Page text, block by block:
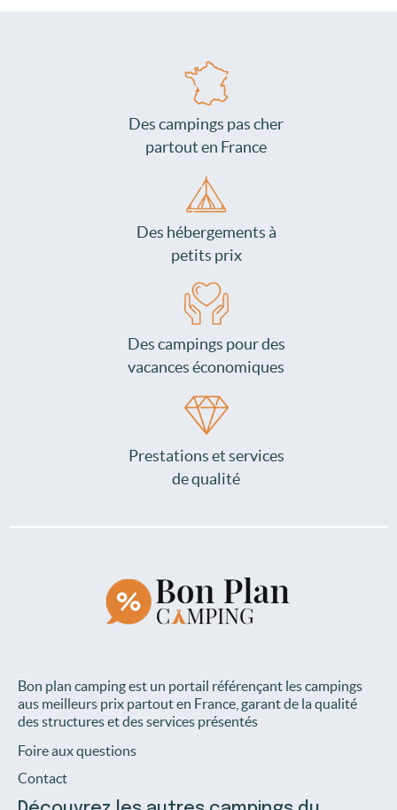
Des campings pas cher
partout en France
Des hébergements à
petits prix
Des campings pour des
vacances économiques
Prestations et services
de qualité
Bon plan camping est un portail référençant les campings
aus meilleurs prix partout en France, garant de la qualité
des structures et des services présentés
Foire aux questions
Contact